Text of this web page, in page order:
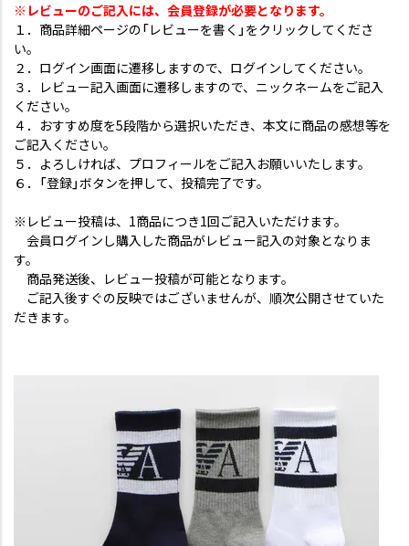
※レビューのご記入には、会員登録が必要となります。
１．商品詳細ページの「レビューを書く」をクリックしてくださ
い。
２．ログイン画面に遷移しますので、ログインしてください。
３．レビュー記入画面に遷移しますので、ニックネームをご記入
ください。
４．おすすめ度を5段階から選択いただき、本文に商品の感想等を
ご記入ください。
５．よろしければ、プロフィールをご記入お願いいたします。
６．「登録」ボタンを押して、投稿完了です。
※レビュー投稿は、1商品につき1回ご記入いただけます。
会員ログインし購入した商品がレビュー記入の対象となりま
す。
商品発送後、レビュー投稿が可能となります。
ご記入後すぐの反映ではございませんが、順次公開させていた
だきます。